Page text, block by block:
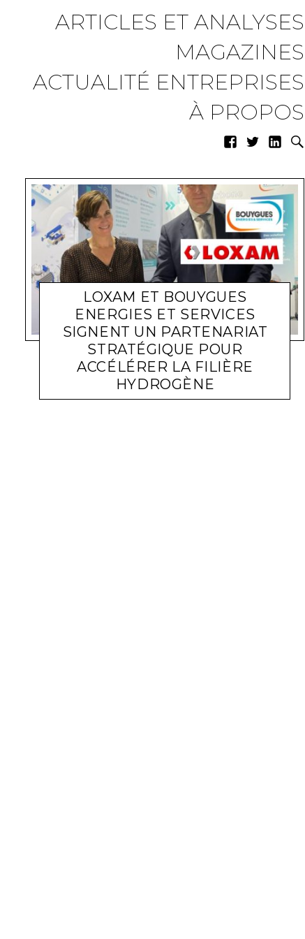
ARTICLES ET ANALYSES
MAGAZINES
ACTUALITÉ ENTREPRISES
À PROPOS
LOXAM ET BOUYGUES
ENERGIES ET SERVICES
SIGNENT UN PARTENARIAT
STRATÉGIQUE POUR
ACCÉLÉRER LA FILIÈRE
HYDROGÈNE
ACTUALITÉ ENTREPRISES LARA GASQUET